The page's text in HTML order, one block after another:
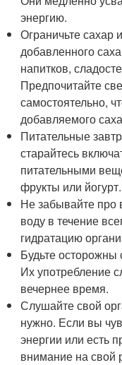
энергию.
Ограничьте сахар
добавленного
напитков,
Предпочитайте
самостоятельно,
добавляемого
Питательные
старайтесь
питательными
фрукты или йогурт.
Не забывайте про
воду в течение
гидратацию
Будьте
Их употребление
вечернее время.
Слушайте свой
нужно. Если вы
энергии или есть
внимание на свой